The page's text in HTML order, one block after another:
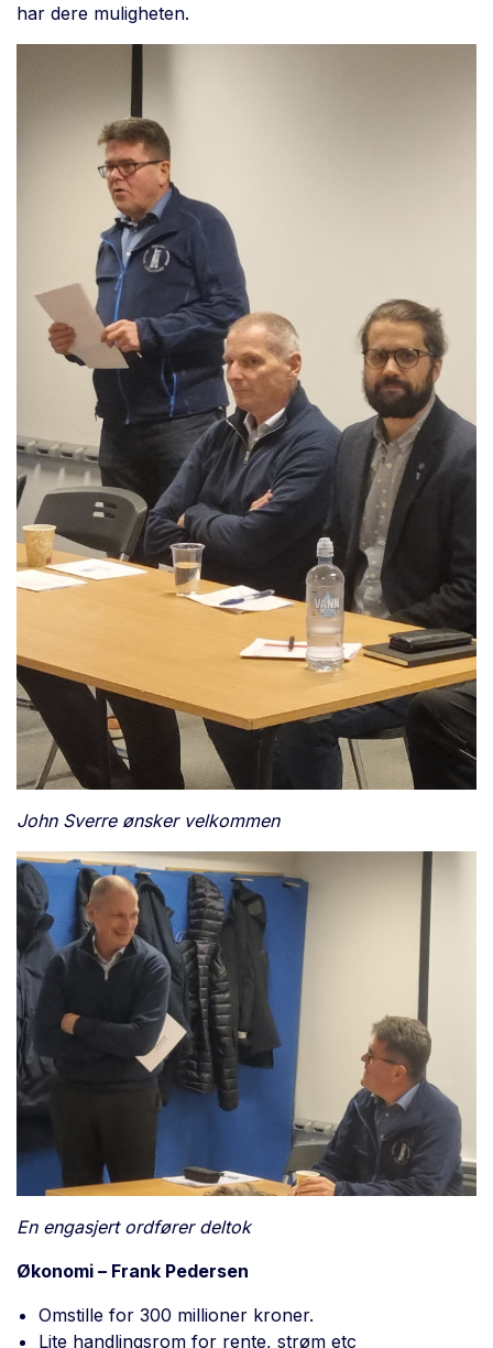
har dere muligheten.
John Sverre ønsker velkommen
En engasjert ordfører deltok
Økonomi – Frank Pedersen
Omstille for 300 millioner kroner.
Lite handlingsrom for rente, strøm etc